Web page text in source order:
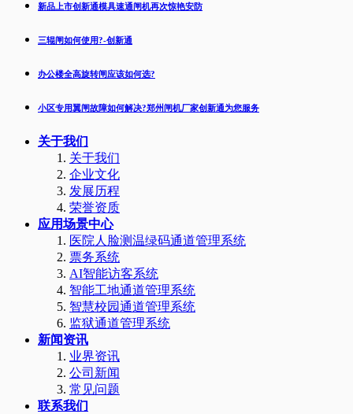
新品上市创新通模具速通闸机再次惊艳安防
三辊闸如何使用?-创新通
办公楼全高旋转闸应该如何选?
小区专用翼闸故障如何解决?郑州闸机厂家创新通为您服务
关于我们
关于我们
企业文化
发展历程
荣誉资质
应用场景中心
医院人脸测温绿码通道管理系统
票务系统
AI智能访客系统
智能工地通道管理系统
智慧校园通道管理系统
监狱通道管理系统
新闻资讯
业界资讯
公司新闻
常见问题
联系我们